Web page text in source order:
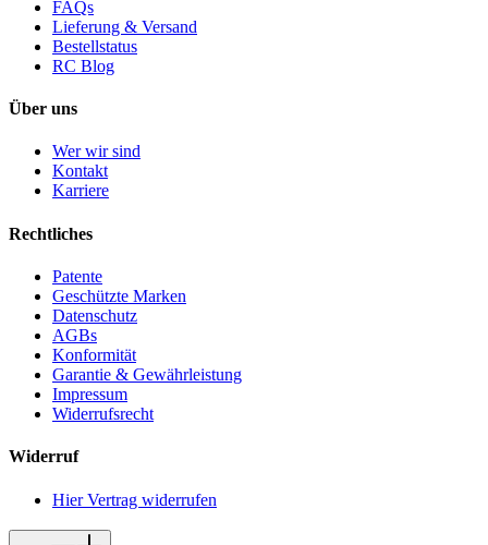
FAQs
Lieferung & Versand
Bestellstatus
RC Blog
Über uns
Wer wir sind
Kontakt
Karriere
Rechtliches
Patente
Geschützte Marken
Datenschutz
AGBs
Konformität
Garantie & Gewährleistung
Impressum
Widerrufsrecht
Widerruf
Hier Vertrag widerrufen